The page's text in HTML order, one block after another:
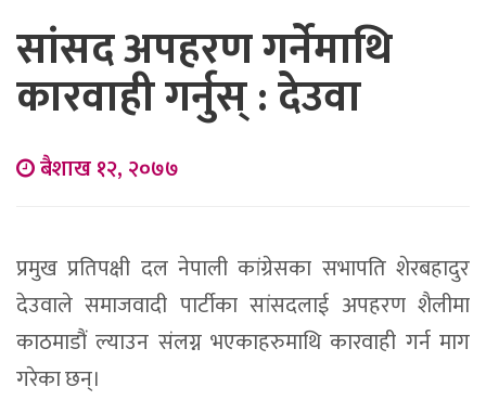
सांसद अपहरण गर्नेमाथि
कारवाही गर्नुस् : देउवा
बैशाख १२, २०७७
प्रमुख प्रतिपक्षी दल नेपाली कांग्रेसका सभापति शेरबहादुर
देउवाले समाजवादी पार्टीका सांसदलाई अपहरण शैलीमा
काठमाडौं ल्याउन संलग्न भएकाहरुमाथि कारवाही गर्न माग
गरेका छन्।